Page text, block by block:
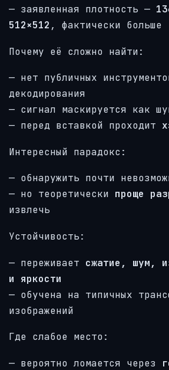
— заявленная плотность —
512×512 , фактически больше
Почему её сложно найти:
— нет публичных
декодирования
— сигнал маскируется как
— перед вставкой проходит
Интересный парадокс:
— обнаружить почти
— но теоретически проще
извлечь
Устойчивость:
— переживает сжатие, шум,
и яркости
— обучена на типичных
изображений
Где слабое место:
— вероятно ломается через